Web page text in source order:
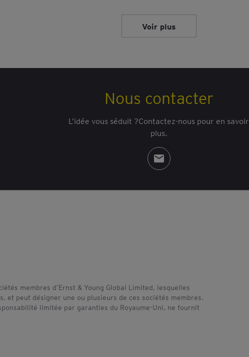
Voir plus
Nous contacter
L’idée vous séduit ?Contactez-nous pour en savoir
plus.
membres d’Ernst & Young Global Limited, lesquelles
et peut désigner une ou plusieurs de ces sociétés membres.
limitée par garanties du Royaume-Uni, ne fournit